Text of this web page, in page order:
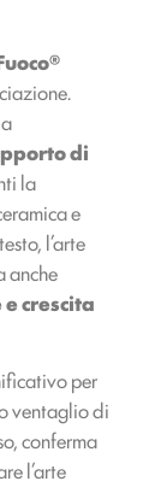
di
la
e
l’arte
anche
crescita
per
ventaglio di
conferma
l’arte